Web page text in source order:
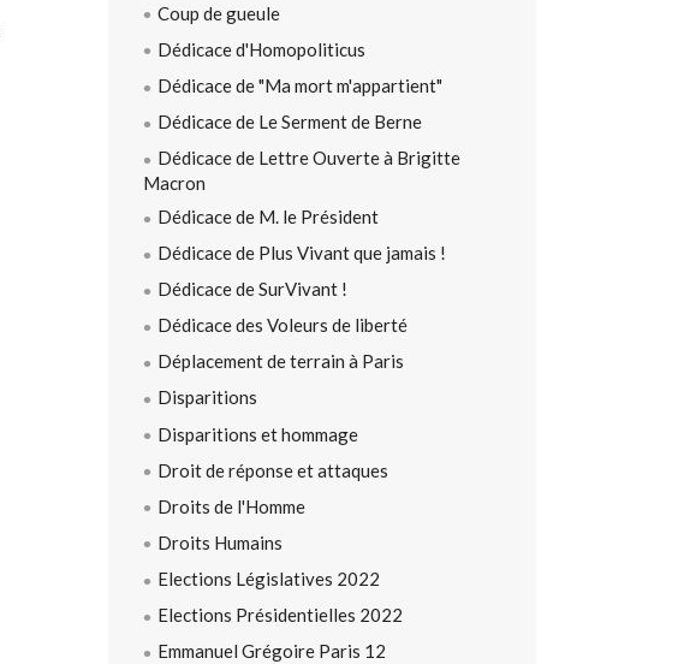
Coup de gueule
Dédicace d'Homopoliticus
Dédicace de "Ma mort m'appartient"
Dédicace de Le Serment de Berne
Dédicace de Lettre Ouverte à Brigitte
Macron
Dédicace de M. le Président
Dédicace de Plus Vivant que jamais !
Dédicace de SurVivant !
Dédicace des Voleurs de liberté
Déplacement de terrain à Paris
Disparitions
Disparitions et hommage
Droit de réponse et attaques
Droits de l'Homme
Droits Humains
Elections Législatives 2022
Elections Présidentielles 2022
Emmanuel Grégoire Paris 12